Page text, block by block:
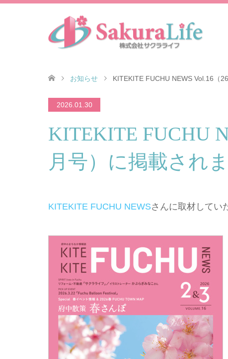
お知らせ KITEKITE FUCHU NEWS Vol.16（
2026.01.30
KITEKITE FUCHU
月号）に掲載されま
KITEKITE FUCHU NEWSさんに取材してい